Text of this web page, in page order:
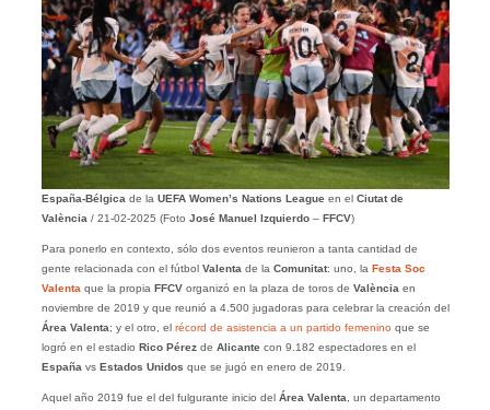
España-Bélgica de la UEFA Women’s Nations League en el Ciutat de
València/ 21-02-2025 (Foto José Manuel Izquierdo– FFCV)
Para ponerlo en contexto, sólo dos eventos reunieron a tanta cantidad de
gente relacionada con el fútbol Valentade la Comunitat: uno, la Festa Soc
Valentaque la propia FFCVorganizó en la plaza de toros de Valènciaen
noviembre de 2019 y que reunió a 4.500 jugadoras para celebrar la creación del
Área Valenta; y el otro, el récord de asistencia a un partido femenino que se
logró en el estadio Rico Pérez de Alicantecon 9.182 espectadores en el
Españavs Estados Unidos que se jugó en enero de 2019.
Aquel año 2019 fue el del fulgurante inicio del Área Valenta, un departamento